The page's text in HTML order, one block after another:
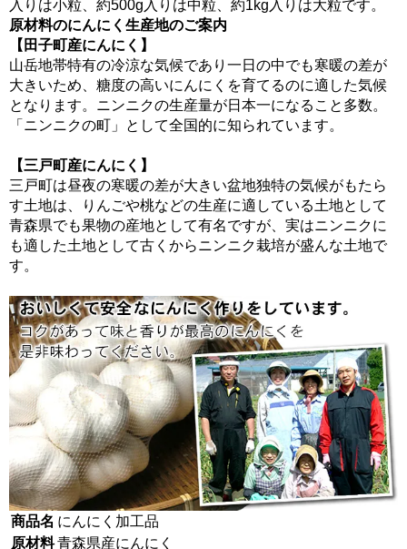
入りは小粒、約500g入りは中粒、約1kg入りは大粒です。
原材料のにんにく生産地のご案内
【田子町産にんにく】
山岳地帯特有の冷涼な気候であり一日の中でも寒暖の差が
大きいため、糖度の高いにんにくを育てるのに適した気候
となります。ニンニクの生産量が日本一になること多数。
「ニンニクの町」として全国的に知られています。
【三戸町産にんにく】
三戸町は昼夜の寒暖の差が大きい盆地独特の気候がもたら
す土地は、りんごや桃などの生産に適している土地として
青森県でも果物の産地として有名ですが、実はニンニクに
も適した土地として古くからニンニク栽培が盛んな土地で
す。
商品名 にんにく加工品
原材料青森県産にんにく